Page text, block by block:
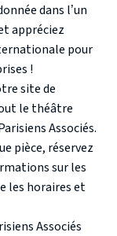
dans l’un
appréciez
pour
!
site de
le théâtre
Associés.
pièce, réservez
sur les
les horaires et
Associés